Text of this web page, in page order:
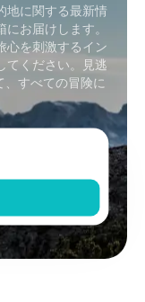
地に関する最新情
お届けします。
心を刺激するイン
てください。見逃
すべての冒険に